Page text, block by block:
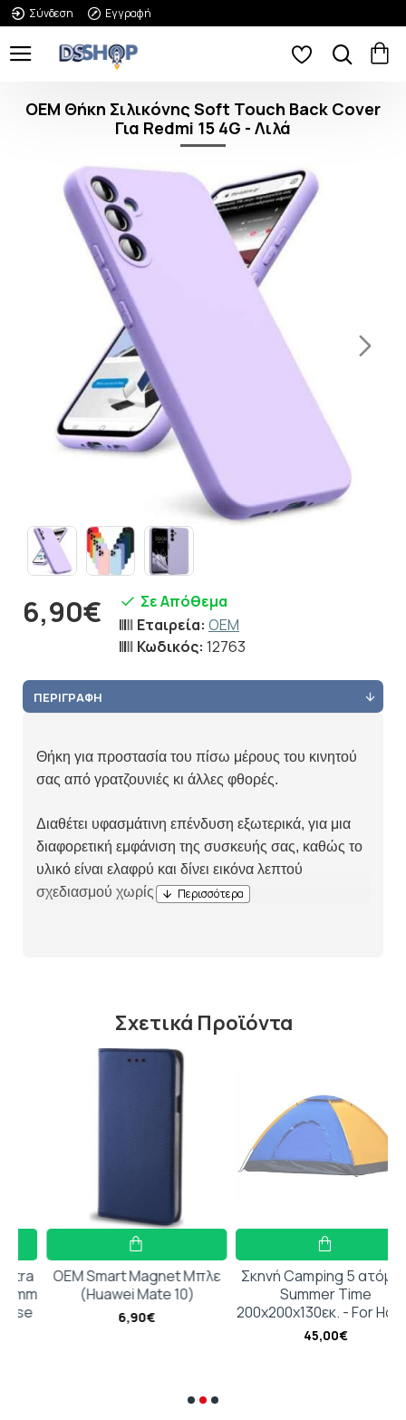
Σύνδεση Εγγραφή
OEM Θήκη Σιλικόνης Soft Touch Back Cover
Για Redmi 15 4G - Λιλά
6,90€
Σε Απόθεμα
Εταιρεία: OEM
Κωδικός: 12763
ΠΕΡΙΓΡΑΦΉ
Θήκη για προστασία του πίσω μέρους του κινητού
σας από γρατζουνιές κι άλλες φθορές.
Διαθέτει υφασμάτινη επένδυση εξωτερικά, για μια
διαφορετική εμφάνιση της συσκευής σας, καθώς το
υλικό είναι ελαφρύ και δίνει εικόνα λεπτού
σχεδιασμού χωρίς περιττό όγκο.
Σχετικά Προϊόντα
OEM Smart Magnet Μπλε
(Huawei Mate 10)
6,90€
Σκηνή Camping 5 ατόμων
Summer Time
200x200x130εκ. - For Home
45,00€